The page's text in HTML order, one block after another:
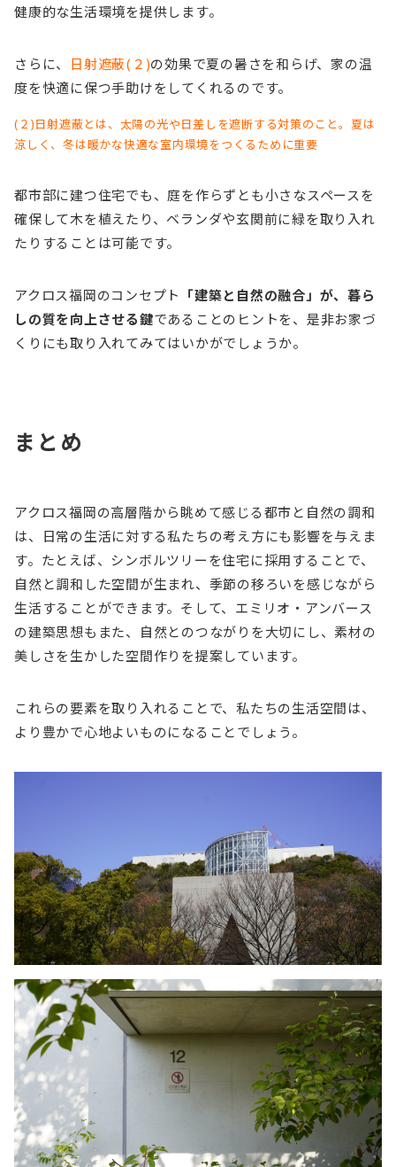
健康的な生活環境を提供します。
さらに、 日射遮蔽(２)の効果で夏の暑さを和らげ、家の温
度を快適に保つ手助けをしてくれるのです。
(２)日射遮蔽とは、太陽の光や日差しを遮断する対策のこと。夏は
涼しく、冬は暖かな快適な室内環境をつくるために重要
都市部に建つ住宅でも、庭を作らずとも小さなスペースを
確保して木を植えたり、ベランダや玄関前に緑を取り入れ
たりすることは可能です。
アクロス福岡のコンセプト 「建築と自然の融合」が、暮ら
しの質を向上させる鍵であることのヒントを、是非お家づ
くりにも取り入れてみてはいかがでしょうか。
まとめ
アクロス福岡の高層階から眺めて感じる都市と自然の調和
は、日常の生活に対する私たちの考え方にも影響を与えま
す。たとえば、シンボルツリーを住宅に採用することで、
自然と調和した空間が生まれ、季節の移ろいを感じながら
生活することができます。そして、エミリオ・アンバース
の建築思想もまた、自然とのつながりを大切にし、素材の
美しさを生かした空間作りを提案しています。
これらの要素を取り入れることで、私たちの生活空間は、
より豊かで心地よいものになることでしょう。